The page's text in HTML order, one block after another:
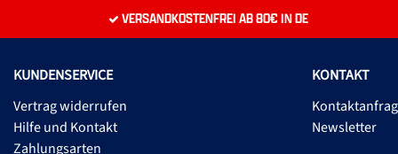
VERSANDKOSTENFREI AB 80€ IN DE
KUNDENSERVICE
Vertrag widerrufen
Hilfe und Kontakt
Zahlungsarten
KONTAKT
Newsletter